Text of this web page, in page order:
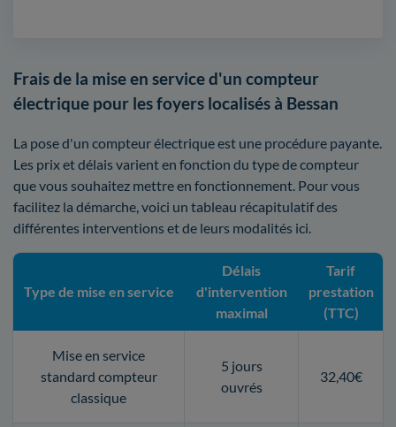
Frais de la mise en service d'un compteur
électrique pour les foyers localisés à Bessan
La pose d'un compteur électrique est une procédure payante.
Les prix et délais varient en fonction du type de compteur
que vous souhaitez mettre en fonctionnement. Pour vous
facilitez la démarche, voici un tableau récapitulatif des
différentes interventions et de leurs modalités ici.
Type de mise en service
Délais
d'intervention
maximal
Tarif
prestation
(TTC)
Mise en service
standard compteur
classique
5 jours
ouvrés
32,40€